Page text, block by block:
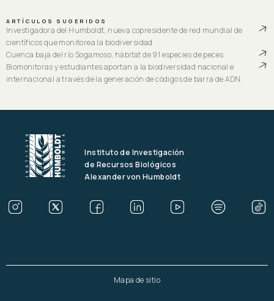
ARTÍCULOS SUGERIDOS
Investigadora del Humboldt, nueva copresidente de red mundial de
científicos que monitorea la biodiversidad
Cuenca baja del río Sogamoso, hábitat de 91 especies de peces
Biomonitoras y estudiantes aportan a la biodiversidad nacional e
internacional a través de la generación de códigos de barra de ADN.
Instituto de Investigación
de Recursos Biológicos
Alexander von Humboldt
Mapa de sitio